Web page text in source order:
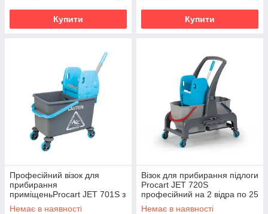
Купити Купити
Професійний візок для
прибирання
приміщеньProcart JET 701S з
відром 35 л і віджимом
Немає в наявності
Візок для прибирання підлоги
Procart JET 720S
професійний на 2 відра по 25
л
Немає в наявності